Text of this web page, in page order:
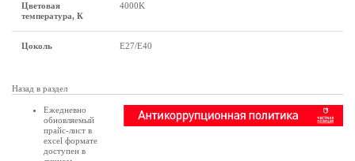
Цветовая
температура, К
4000K
Цоколь E27/E40
Назад в раздел
Ежедневно
обновляемый
прайс-лист в
excel формате
доступен в